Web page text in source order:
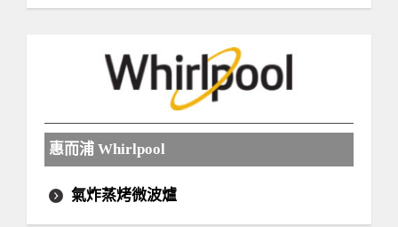
惠而浦 Whirlpool
氣炸蒸烤微波爐